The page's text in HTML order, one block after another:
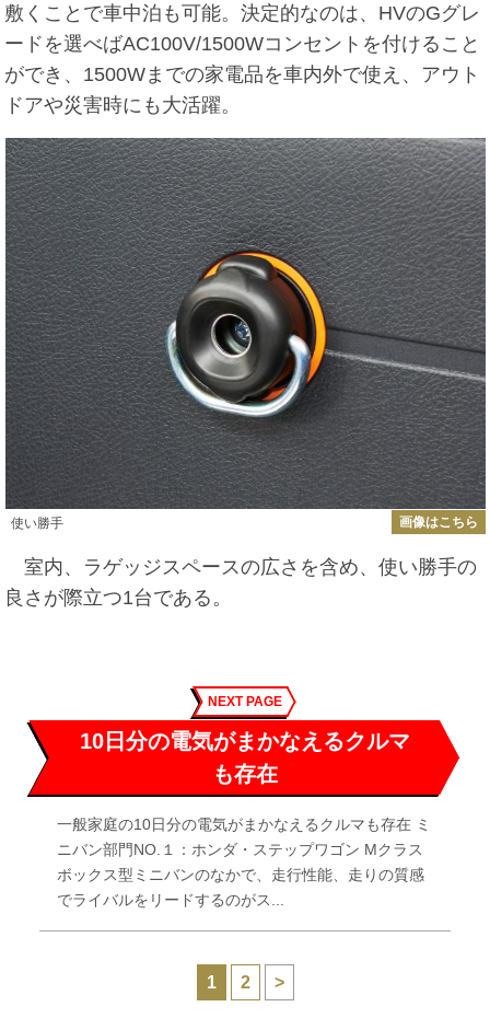
敷くことで車中泊も可能。決定的なのは、HVのGグレ
ードを選べばAC100V/1500Wコンセントを付けること
ができ、1500Wまでの家電品を車内外で使え、アウト
ドアや災害時にも大活躍。
使い勝手 画像はこちら
室内、ラゲッジスペースの広さを含め、使い勝手の
良さが際立つ1台である。
NEXT PAGE
10日分の電気がまかなえるクルマ
も存在
一般家庭の10日分の電気がまかなえるクルマも存在 ミ
ニバン部門NO.１：ホンダ・ステップワゴン Mクラス
ボックス型ミニバンのなかで、走行性能、走りの質感
でライバルをリードするのがス...
1 2 >